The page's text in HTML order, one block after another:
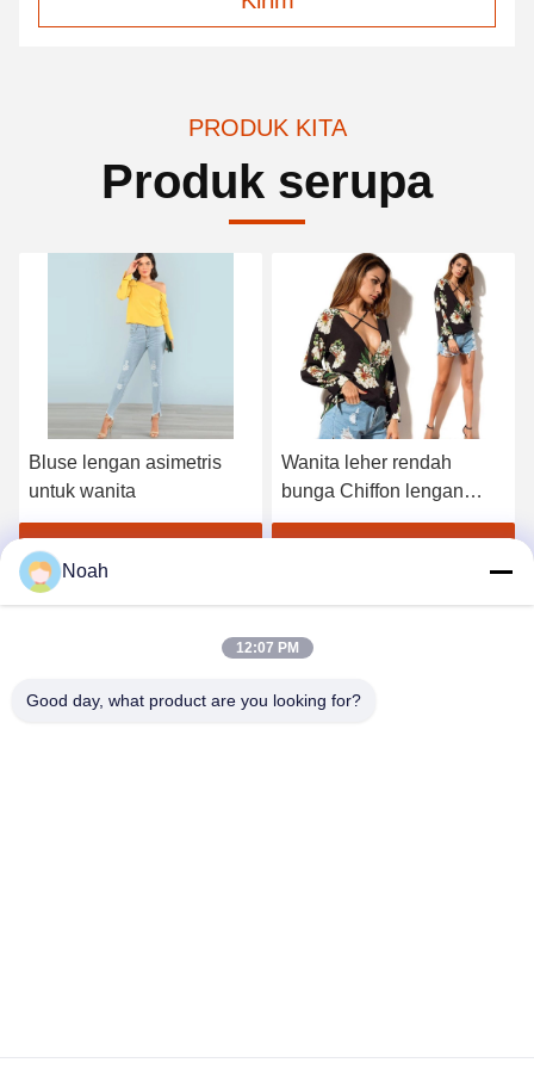
PRODUK KITA
Produk serupa
Bluse lengan asimetris
untuk wanita
Dapatkan Harga Terbaik
Wanita leher rendah
bunga Chiffon lengan
panjang Top
Noah
12:07 PM
Good day, what product are you looking for?